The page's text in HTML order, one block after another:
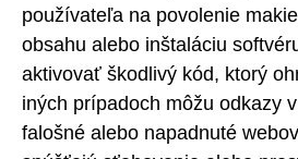
používateľa na povolenie
obsahu alebo inštaláciu
aktivovať škodlivý kód, ktorý
iných prípadoch môžu odkazy
falošné alebo napadnuté